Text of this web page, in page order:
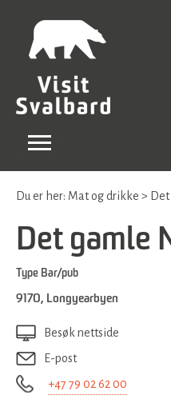
Du er her: Mat og drikke >
Det gamle
Type Bar/pub
9170, Longyearbyen
Besøk nettside
E-post
+47 79 02 62 00